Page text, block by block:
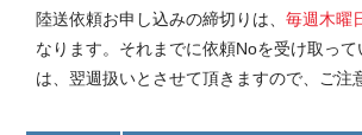
陸送依頼お申し込みの締切りは、 毎週木曜
なります。それまでに依頼Noを受け取っ
は、翌週扱いとさせて頂きますので、ご注